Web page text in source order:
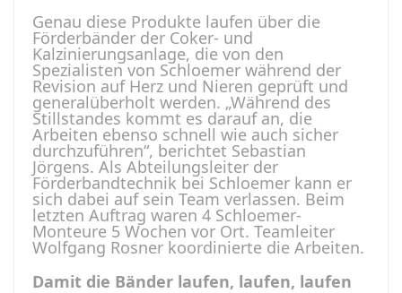
Genau diese Produkte laufen über die
Förderbänder der Coker- und
Kalzinierungsanlage, die von den
Spezialisten von Schloemer während der
Revision auf Herz und Nieren geprüft und
generalüberholt werden. „Während des
Stillstandes kommt es darauf an, die
Arbeiten ebenso schnell wie auch sicher
durchzuführen“, berichtet Sebastian
Jörgens. Als Abteilungsleiter der
Förderbandtechnik bei Schloemer kann er
sich dabei auf sein Team verlassen. Beim
letzten Auftrag waren 4 Schloemer-
Monteure 5 Wochen vor Ort. Teamleiter
Wolfgang Rosner koordinierte die Arbeiten.
Damit die Bänder laufen, laufen, laufen